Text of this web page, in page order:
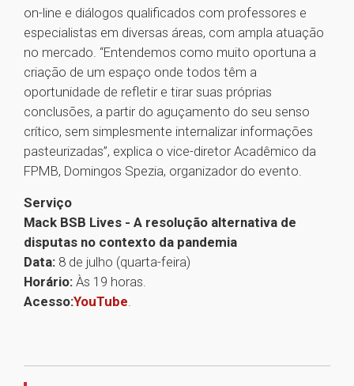
on-line e diálogos qualificados com professores e
especialistas em diversas áreas, com ampla atuação
no mercado. “Entendemos como muito oportuna a
criação de um espaço onde todos têm a
oportunidade de refletir e tirar suas próprias
conclusões, a partir do aguçamento do seu senso
crítico, sem simplesmente internalizar informações
pasteurizadas”, explica o vice-diretor Acadêmico da
FPMB, Domingos Spezia, organizador do evento.
Serviço
Mack BSB Lives - A resolução alternativa de
disputas no contexto da pandemia
Data: 8 de julho (quarta-feira)
Horário: Às 19 horas.
Acesso:YouTube.